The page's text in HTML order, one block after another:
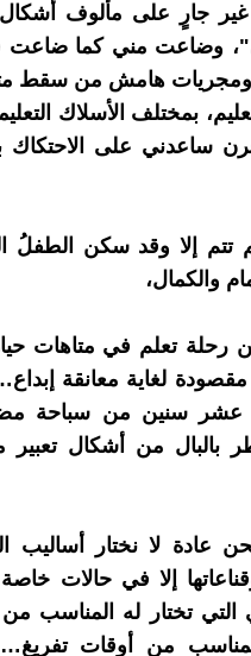
غير جارٍ على مألوف
وضاعت مني كما
ومجريات هامش من سقط
بمختلف الأسلاك
ساعدني على الاحتكاك
لم تتم إلا وقد سكن
والكمال،
رحلة تعلم في متاهات
لغاية معانقة
عشر سنين من سباحة
بالبال من أشكال
عادة لا نختار أساليب
وقناعاتها إلا في حالات
التي تختار له المناسب
من أوقات